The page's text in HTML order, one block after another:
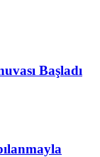
Başladı